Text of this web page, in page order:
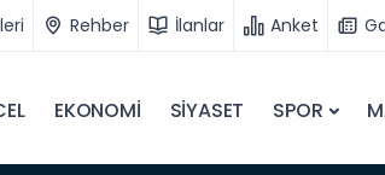
Rehber İlanlar Anket
EKONOMİ SİYASET SPOR